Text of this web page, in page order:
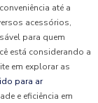
até a
acessórios,
para quem
está considerando a
em explorar as
para ar
e eficiência em